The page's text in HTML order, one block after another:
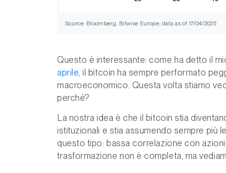
Source: Bloomberg, Bitwise Europe; data as of 17/04/2025
Questo è interessante: come ha detto il
aprile , il bitcoin ha sempre performato
macroeconomico. Questa volta stiamo
perché?
La nostra idea è che il bitcoin stia
istituzionali e stia assumendo sempre più
questo tipo: bassa correlazione con
trasformazione non è completa, ma